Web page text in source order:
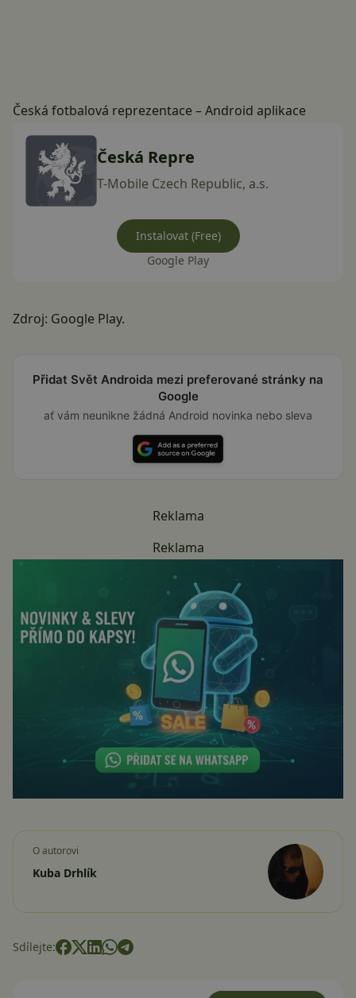
Česká fotbalová reprezentace – Android aplikace
Česká Repre
T-Mobile Czech Republic, a.s.
Instalovat (Free)
Google Play
Zdroj: Google Play.
Přidat Svět Androida mezi preferované stránky na
Google
ať vám neunikne žádná Android novinka nebo sleva
Reklama
Reklama
O autorovi
Kuba Drhlík
Sdílejte: